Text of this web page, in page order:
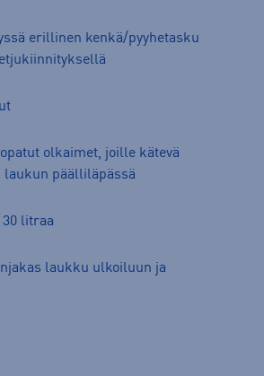
erillinen kenkä/pyyhetasku
olkaimet, joille kätevä
laukun päälliläpässä
litraa
laukku ulkoiluun ja